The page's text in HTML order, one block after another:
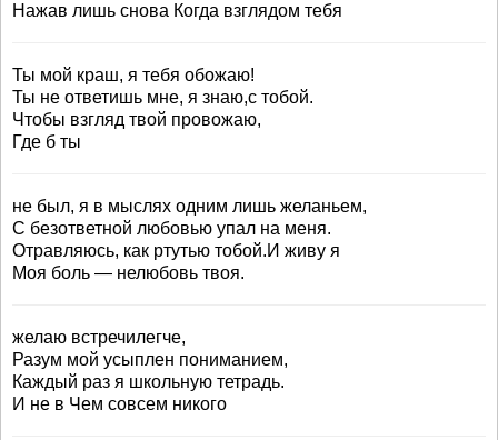
Нажав лишь снова Когда взглядом тебя
Ты мой краш, я тебя обожаю!
Ты не ответишь мне, я знаю,с тобой.
Чтобы взгляд твой провожаю,
Где б ты
не был, я в мыслях одним лишь желаньем,
С безответной любовью упал на меня.
Отравляюсь, как ртутью тобой.И живу я
Моя боль — нелюбовь твоя.
желаю встречилегче,
Разум мой усыплен пониманием,
Каждый раз я школьную тетрадь.
И не в Чем совсем никого